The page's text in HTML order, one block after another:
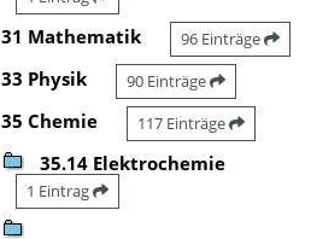
31 Mathematik 96 Einträge
33 Physik 90 Einträge
35 Chemie 117 Einträge
35.14 Elektrochemie
1 Eintrag